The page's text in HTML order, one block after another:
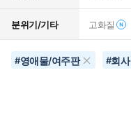
분위기/기타 고화질
#영애물/여주판 #회사